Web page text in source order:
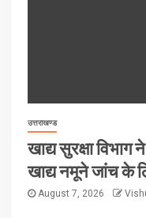
उत्तराखण्ड
खाद्य सुरक्षा विभाग
खाद्य नमूने जांच के
August 7, 2026